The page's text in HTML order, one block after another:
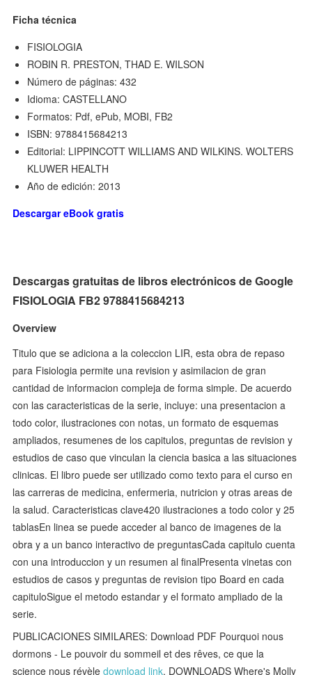
Ficha técnica
FISIOLOGIA
ROBIN R. PRESTON, THAD E. WILSON
Número de páginas: 432
Idioma: CASTELLANO
Formatos: Pdf, ePub, MOBI, FB2
ISBN: 9788415684213
Editorial: LIPPINCOTT WILLIAMS AND WILKINS. WOLTERS
KLUWER HEALTH
Año de edición: 2013
Descargar eBook gratis
Descargas gratuitas de libros electrónicos de Google
FISIOLOGIA FB2 9788415684213
Overview
Titulo que se adiciona a la coleccion LIR, esta obra de repaso
para Fisiologia permite una revision y asimilacion de gran
cantidad de informacion compleja de forma simple. De acuerdo
con las caracteristicas de la serie, incluye: una presentacion a
todo color, ilustraciones con notas, un formato de esquemas
ampliados, resumenes de los capitulos, preguntas de revision y
estudios de caso que vinculan la ciencia basica a las situaciones
clinicas. El libro puede ser utilizado como texto para el curso en
las carreras de medicina, enfermeria, nutricion y otras areas de
la salud. Caracteristicas clave420 ilustraciones a todo color y 25
tablasEn linea se puede acceder al banco de imagenes de la
obra y a un banco interactivo de preguntasCada capitulo cuenta
con una introduccion y un resumen al finalPresenta vinetas con
estudios de casos y preguntas de revision tipo Board en cada
capituloSigue el metodo estandar y el formato ampliado de la
serie.
PUBLICACIONES SIMILARES: Download PDF Pourquoi nous
dormons - Le pouvoir du sommeil et des rêves, ce que la
science nous révèledownload link, DOWNLOADS Where's Molly